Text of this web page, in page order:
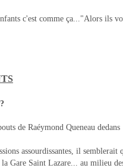
c'est comme ça..."Alors ils
de Raéymond Queneau dedans
assourdissantes, il semblerait
Gare Saint Lazare... au milieu